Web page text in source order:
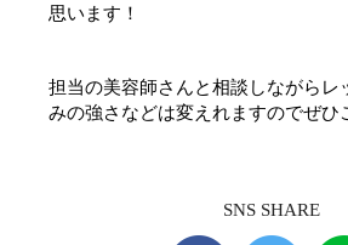
思います！
担当の美容師さんと相談しながらレ
みの強さなどは変えれますのでぜひ
SNS SHARE